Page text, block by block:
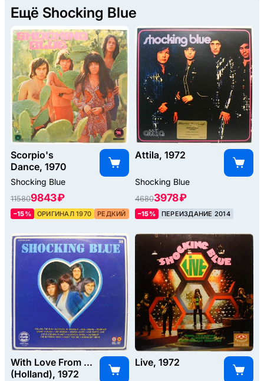
Ещё Shocking Blue
Scorpio's
Dance, 1970
Shocking Blue
115809843 ₽
–15% ОРИГИНАЛ 1970 РЕДКИЙ
Attila, 1972
Shocking Blue
46803978 ₽
–15% ПЕРЕИЗДАНИЕ 2014
With Love From ...
(Holland), 1972
Live, 1972